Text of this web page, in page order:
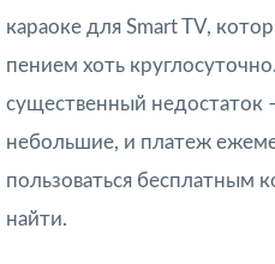
караоке для Smart TV,
пением хоть
существенный недостаток
небольшие, и платеж
пользоваться бесплатным
найти.